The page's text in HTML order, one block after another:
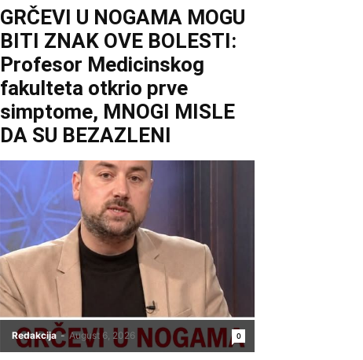
GRČEVI U NOGAMA MOGU
BITI ZNAK OVE BOLESTI:
Profesor Medicinskog
fakulteta otkrio prve
simptome, MNOGI MISLE
DA SU BEZAZLENI
Redakcija - August 6, 2026 0